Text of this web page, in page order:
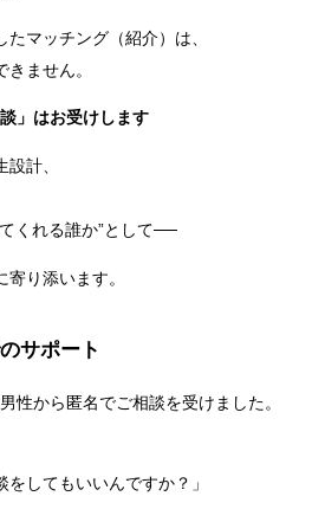
マッチング（紹介）は、
ません。
」はお受けします
計、
くれる誰か”として──
り添います。
サポート
性から匿名でご相談を受けました。
をしてもいいんですか？」